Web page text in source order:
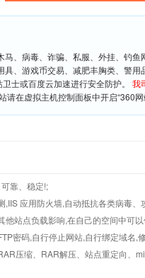
马、病毒、诈骗、私服、外挂、钓
具、游戏币交易、减肥丰胸类、警
士或百度云加速进行安全防护。 我
请在虚拟主机控制面板中开启“360
靠、稳定!;
,IIS 应用防火墙,自动抵抗各类病毒、
他站点负载影响,在自己的空间中可
密码,自行停止网站,自行绑定域名,
压缩、RAR解压、站点重定向、